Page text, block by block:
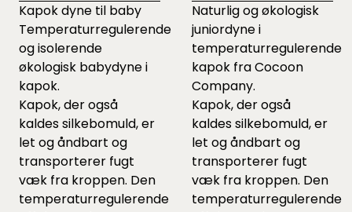
Kapok dyne til baby
Temperaturregulerende
og isolerende
økologisk babydyne i
kapok.
Kapok, der også
kaldes silkebomuld, er
let og åndbart og
transporterer fugt
væk fra kroppen. Den
temperaturregulerende
Naturlig og økologisk
juniordyne i
temperaturregulerende
kapok fra Cocoon
Company.
Kapok, der også
kaldes silkebomuld, er
let og åndbart og
transporterer fugt
væk fra kroppen. Den
temperaturregulerende